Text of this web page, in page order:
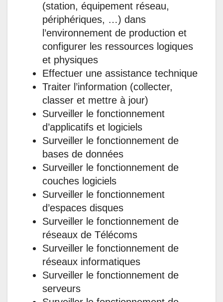
(station, équipement réseau,
périphériques, …) dans
l’environnement de production et
configurer les ressources logiques
et physiques
Effectuer une assistance technique
Traiter l’information (collecter,
classer et mettre à jour)
Surveiller le fonctionnement
d’applicatifs et logiciels
Surveiller le fonctionnement de
bases de données
Surveiller le fonctionnement de
couches logiciels
Surveiller le fonctionnement
d’espaces disques
Surveiller le fonctionnement de
réseaux de Télécoms
Surveiller le fonctionnement de
réseaux informatiques
Surveiller le fonctionnement de
serveurs